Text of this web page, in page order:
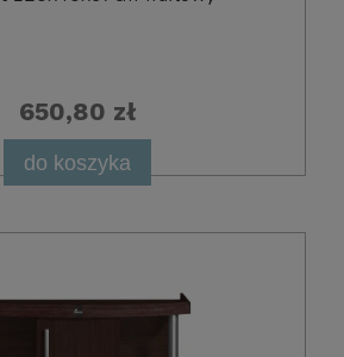
650,80 zł
do koszyka